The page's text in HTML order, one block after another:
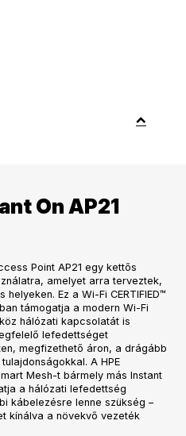
On AP21
Point AP21 egy kettős
amelyet arra terveztek,
Ez a Wi-Fi CERTIFIED™
támogatja a modern Wi-Fi
hálózati kapcsolatát is
lefedettséget
megfizethető áron, a drágább
A HPE
Mesh-t bármely más Instant
a hálózati lefedettség
kábelezésre lenne szükség –
kínálva a növekvő vezeték